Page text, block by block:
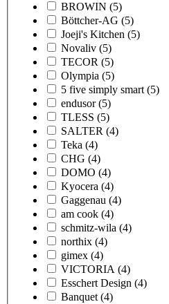
BROWIN (5)
Böttcher-AG (5)
Joeji's Kitchen (5)
Novaliv (5)
TECOR (5)
Olympia (5)
5 five simply smart (5)
endusor (5)
TLESS (5)
SALTER (4)
Teka (4)
CHG (4)
DOMO (4)
Kyocera (4)
Gaggenau (4)
am cook (4)
schmitz-wila (4)
northix (4)
gimex (4)
VICTORIA (4)
Esschert Design (4)
Banquet (4)